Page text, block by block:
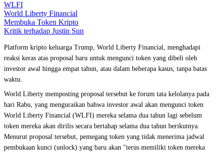
WLFI
World Liberty Financial
Membuka Token Kripto
Kritik terhadap Justin Sun
Platform kripto keluarga Trump, World Liberty Financial, menghadapi
reaksi keras atas proposal baru untuk mengunci token yang dibeli oleh
investor awal hingga empat tahun, atau dalam beberapa kasus, tanpa batas
waktu.
World Liberty memposting proposal tersebut ke forum tata kelolanya pada
hari Rabu, yang menguraikan bahwa investor awal akan mengunci token
World Liberty Financial (WLFI) mereka selama dua tahun lagi sebelum
token mereka akan dirilis secara bertahap selama dua tahun berikutnya.
Menurut proposal tersebut, pemegang token yang tidak menerima jadwal
pembukaan kunci (unlock) yang baru akan "terus memiliki token mereka